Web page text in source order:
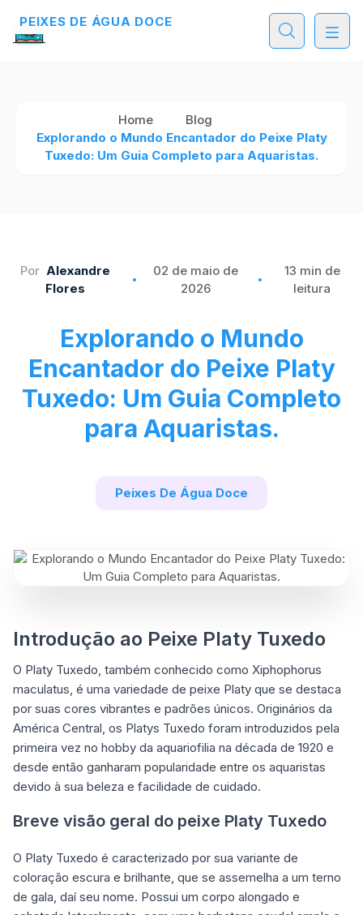
Home
Blog
Explorando o Mundo Encantador do Peixe Platy
Tuxedo: Um Guia Completo para Aquaristas.
Por Alexandre
Flores
02 de maio de
2026
13 min de
leitura
Explorando o Mundo
Encantador do Peixe Platy
Tuxedo: Um Guia Completo
para Aquaristas.
Peixes De Água Doce
Introdução ao Peixe Platy Tuxedo
O Platy Tuxedo, também conhecido como Xiphophorus
maculatus, é uma variedade de peixe Platy que se destaca
por suas cores vibrantes e padrões únicos. Originários da
América Central, os Platys Tuxedo foram introduzidos pela
primeira vez no hobby da aquariofilia na década de 1920 e
desde então ganharam popularidade entre os aquaristas
devido à sua beleza e facilidade de cuidado.
Breve visão geral do peixe Platy Tuxedo
O Platy Tuxedo é caracterizado por sua variante de
coloração escura e brilhante, que se assemelha a um terno
de gala, daí seu nome. Possui um corpo alongado e
PEIXES DE ÁGUA DOCE